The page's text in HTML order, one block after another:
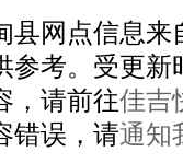
县网点信息来
参考。受更新
，请前往佳吉
错误，请通知